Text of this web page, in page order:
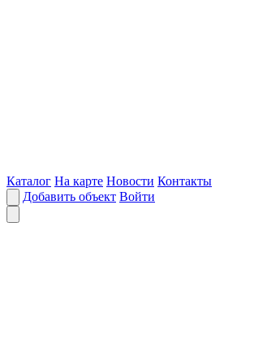
Каталог На карте Новости Контакты
Добавить объект Войти